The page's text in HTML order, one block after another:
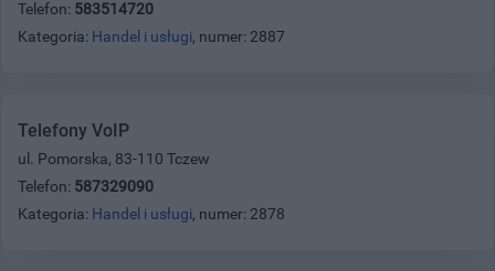
Telefon: 583514720
Kategoria: Handel i usługi, numer: 2887
Telefony VoIP
ul. Pomorska, 83-110 Tczew
Telefon: 587329090
Kategoria: Handel i usługi, numer: 2878